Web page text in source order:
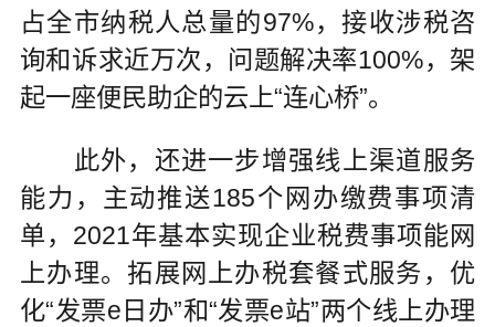
占全市纳税人总量的97%，接收涉税咨
询和诉求近万次，问题解决率100%，架
起一座便民助企的云上“连心桥”。
此外，还进一步增强线上渠道服务
能力，主动推送185个网办缴费事项清
单，2021年基本实现企业税费事项能网
上办理。拓展网上办税套餐式服务，优
化“发票e日办”和“发票e站”两个线上办理